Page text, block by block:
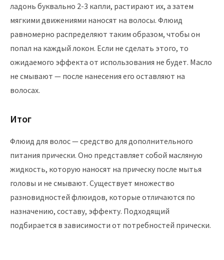
ладонь буквально 2-3 капли, растирают их, а затем
мягкими движениями наносят на волосы. Флюид
равномерно распределяют таким образом, чтобы он
попал на каждый локон. Если не сделать этого, то
ожидаемого эффекта от использования не будет. Масло
не смывают — после нанесения его оставляют на
волосах.
Итог
Флюид для волос — средство для дополнительного
питания прически. Оно представляет собой масляную
жидкость, которую наносят на прическу после мытья
головы и не смывают. Существует множество
разновидностей флюидов, которые отличаются по
назначению, составу, эффекту. Подходящий
подбирается в зависимости от потребностей прически.